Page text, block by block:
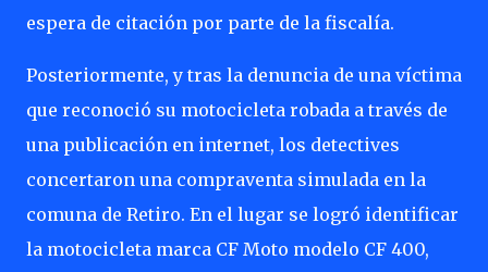
espera de citación por parte de la fiscalía.
Posteriormente, y tras la denuncia de una víctima
que reconoció su motocicleta robada a través de
una publicación en internet, los detectives
concertaron una compraventa simulada en la
comuna de Retiro. En el lugar se logró identificar
la motocicleta marca CF Moto modelo CF 400,